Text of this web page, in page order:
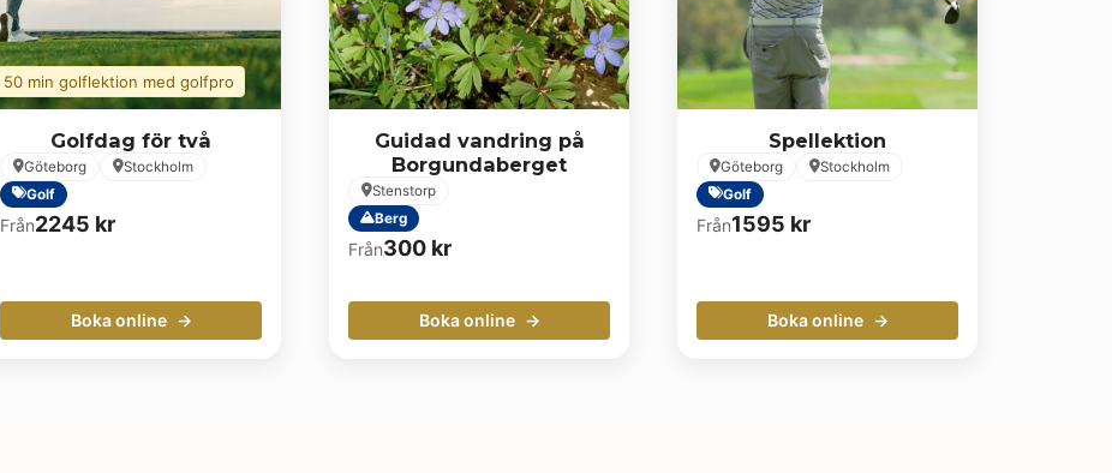
50 min golflektion med golfpro
Golfdag för två
Göteborg
Stockholm
Golf
Från2245 kr
Boka online
Guidad vandring på
Borgundaberget
Stenstorp
Berg
Från300 kr
Boka online
Spellektion
Göteborg
Stockholm
Golf
Från1595 kr
Boka online